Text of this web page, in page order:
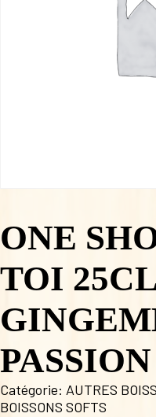
ONE
TOI
PASSION
Catégorie: AUTRES
BOISSONS SOFTS